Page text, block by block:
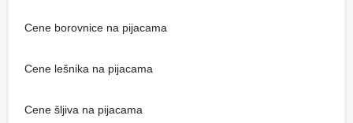
Cene borovnice na pijacama
Cene lešnika na pijacama
Cene šljiva na pijacama